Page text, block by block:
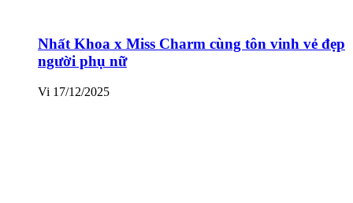
Nhất Khoa x Miss Charm cùng tôn vinh vẻ đẹp
người phụ nữ
Vi 17/12/2025